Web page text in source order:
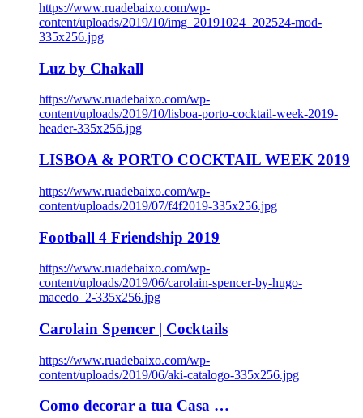
https://www.ruadebaixo.com/wp-
content/uploads/2019/10/img_20191024_202524-mod-
335x256.jpg
Luz by Chakall
https://www.ruadebaixo.com/wp-
content/uploads/2019/10/lisboa-porto-cocktail-week-2019-
header-335x256.jpg
LISBOA & PORTO COCKTAIL WEEK 2019
https://www.ruadebaixo.com/wp-
content/uploads/2019/07/f4f2019-335x256.jpg
Football 4 Friendship 2019
https://www.ruadebaixo.com/wp-
content/uploads/2019/06/carolain-spencer-by-hugo-
macedo_2-335x256.jpg
Carolain Spencer | Cocktails
https://www.ruadebaixo.com/wp-
content/uploads/2019/06/aki-catalogo-335x256.jpg
Como decorar a tua Casa …